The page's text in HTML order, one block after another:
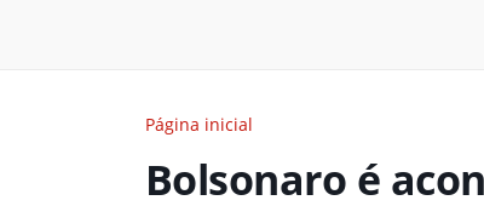
Página inicial
Bolsonaro é